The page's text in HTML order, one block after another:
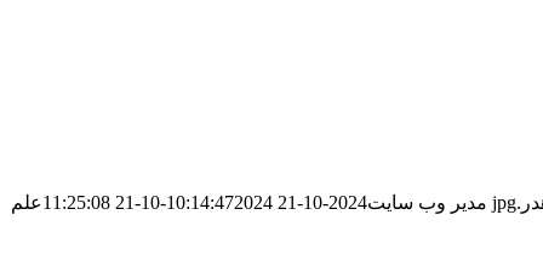
مدیر وب سایت2024-10-21 10:14:47
2024-10-21 11:25:08 علم